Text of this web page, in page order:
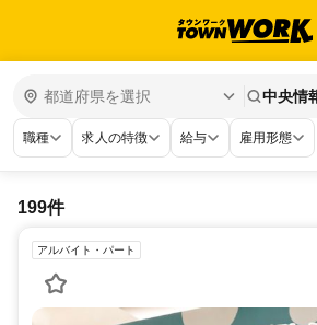
中央情
職種 求人の特徴 給与 雇用形態
199件
アルバイト・パート